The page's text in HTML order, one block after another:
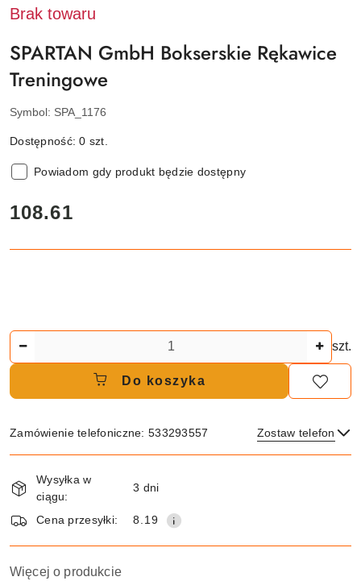
Brak towaru
SPARTAN GmbH Bokserskie Rękawice
Treningowe
Symbol: SPA_1176
Dostępność:0 szt.
Powiadom gdy produkt będzie dostępny
cena:
108.61
szt.
Do koszyka
Zamówienie telefoniczne: 533293557 Zostaw telefon
Dostępność
i
dostawa
Wysyłka w
ciągu:
3 dni
Cena przesyłki: 8.19
Więcej o produkcie